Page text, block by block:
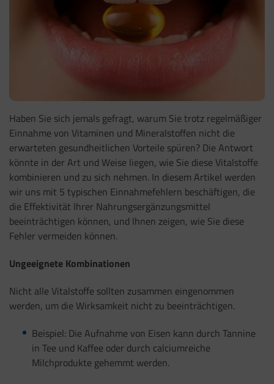
Haben Sie sich jemals gefragt, warum Sie trotz regelmäßiger
Einnahme von Vitaminen und Mineralstoffen nicht die
erwarteten gesundheitlichen Vorteile spüren? Die Antwort
könnte in der Art und Weise liegen, wie Sie diese Vitalstoffe
kombinieren und zu sich nehmen. In diesem Artikel werden
wir uns mit 5 typischen Einnahmefehlern beschäftigen, die
die Effektivität Ihrer Nahrungsergänzungsmittel
beeinträchtigen können, und Ihnen zeigen, wie Sie diese
Fehler vermeiden können.
Ungeeignete Kombinationen
Nicht alle Vitalstoffe sollten zusammen eingenommen
werden, um die Wirksamkeit nicht zu beeinträchtigen.
Beispiel: Die Aufnahme von Eisen kann durch Tannine
in Tee und Kaffee oder durch calciumreiche
Milchprodukte gehemmt werden.